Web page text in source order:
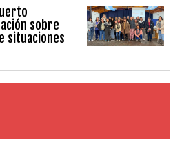
sobre
situaciones